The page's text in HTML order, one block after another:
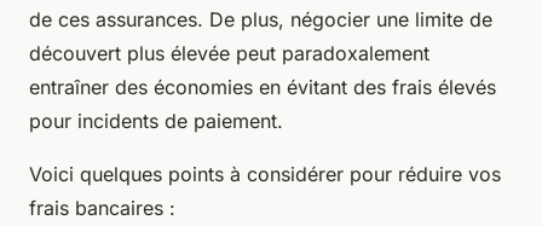
de ces assurances. De plus, négocier une limite de
découvert plus élevée peut paradoxalement
entraîner des économies en évitant des frais élevés
pour incidents de paiement.
Voici quelques points à considérer pour réduire vos
frais bancaires :